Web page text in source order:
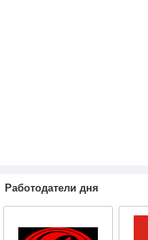
Работодатели дня